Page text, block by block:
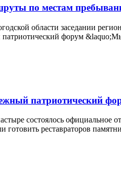
по местам
области заседании
патриотический
состоялось официальное